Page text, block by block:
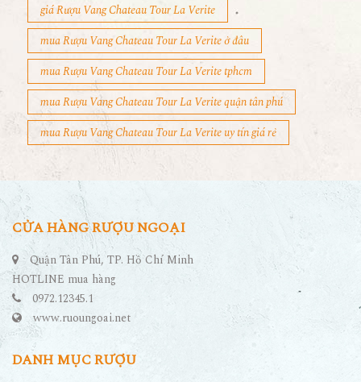
giá Rượu Vang Chateau Tour La Verite
mua Rượu Vang Chateau Tour La Verite ở đâu
mua Rượu Vang Chateau Tour La Verite tphcm
mua Rượu Vang Chateau Tour La Verite quận tân phú
mua Rượu Vang Chateau Tour La Verite uy tín giá rẻ
CỬA HÀNG RƯỢU NGOẠI
Quận Tân Phú, TP. Hồ Chí Minh
HOTLINE mua hàng
0972.12345.1
www.ruoungoai.net
DANH MỤC RƯỢU